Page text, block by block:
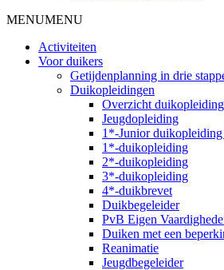
MENUMENU
Activiteiten
Voor duikers
Getijdenplanning in drie
Duikopleidingen
Overzicht
Jeugdopleiding
1*-Junior
1*-duikopleiding
2*-duikopleiding
3*-duikopleiding
4*-duikbrevet
Duikbegeleider
PvB Eigen
Duiken met een
Reanimatie
Jeugdbegeleider